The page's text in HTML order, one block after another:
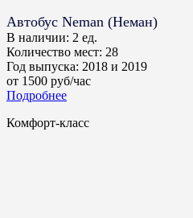
Автобус Neman (Неман)
В наличии: 2 ед.
Количество мест: 28
Год выпуска: 2018 и 2019
от 1500 руб/час
Подробнее
Комфорт-класс